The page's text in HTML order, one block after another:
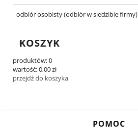
odbiór osobisty(odbiór w siedzibie firmy)
KOSZYK
produktów:0
wartość:0,00 zł
przejdź do koszyka
POMOC